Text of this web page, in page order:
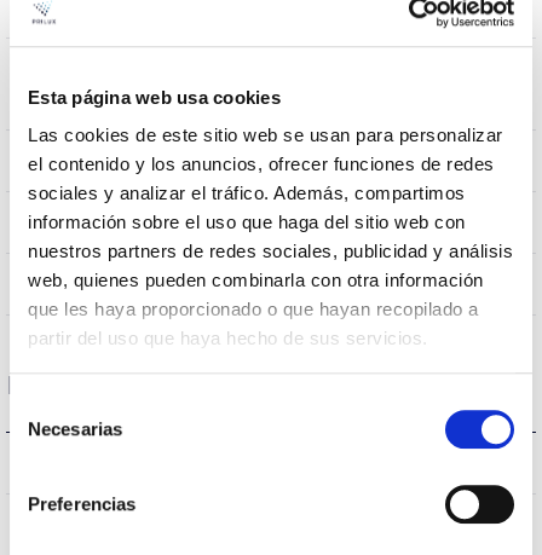
Esta página web usa cookies
Las cookies de este sitio web se usan para personalizar
el contenido y los anuncios, ofrecer funciones de redes
sociales y analizar el tráfico. Además, compartimos
información sobre el uso que haga del sitio web con
nuestros partners de redes sociales, publicidad y análisis
web, quienes pueden combinarla con otra información
que les haya proporcionado o que hayan recopilado a
partir del uso que haya hecho de sus servicios.
de Necesarias
Preferencias
Viento
Peso 10Kg
Dimensiones 855x445mm
Empalmable No
>70